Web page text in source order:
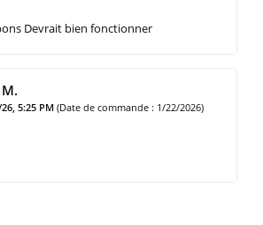
Devrait bien fonctionner
5:25 PM(Date de commande : 1/22/2026)